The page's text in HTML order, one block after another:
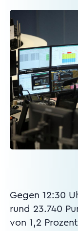
Gegen 12:30
rund 23.740
von 1,2